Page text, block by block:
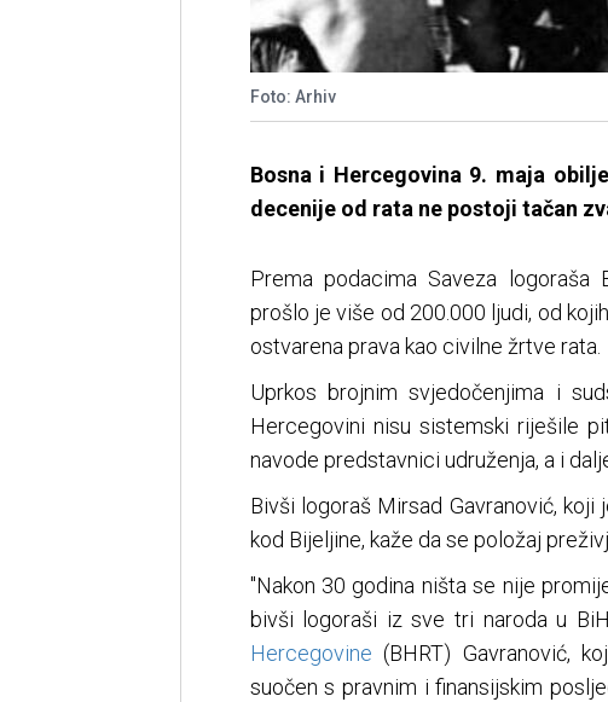
Foto: Arhiv
Bosna i Hercegovina 9. maja
decenije od rata ne postoji tačan
Prema podacima Saveza
prošlo je više od 200.000 ljudi, od
ostvarena prava kao civilne žrtve rata.
Uprkos brojnim svjedočenjima i
Hercegovini nisu sistemski riješile
navode predstavnici udruženja, a i
Bivši logoraš Mirsad Gavranović,
kod Bijeljine, kaže da se položaj
"Nakon 30 godina ništa se nije
bivši logoraši iz sve tri naroda u
Hercegovine (BHRT) Gavranović,
suočen s pravnim i finansijskim